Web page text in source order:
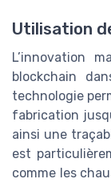
Utilisation
L’innovation
blockchain
technologie
fabrication
ainsi une
est
comme les